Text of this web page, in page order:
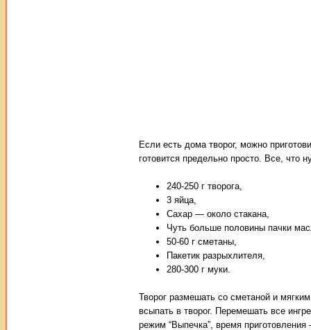
Если есть дома творог, можно
готовится предельно просто. Все, что
240-250 г творога,
3 яйца,
Сахар — около стакана,
Чуть больше половины пачки
50-60 г сметаны,
Пакетик разрыхлителя,
280-300 г муки.
Творог размешать со сметаной и
всыпать в творог. Перемешать все
режим “Выпечка”, время